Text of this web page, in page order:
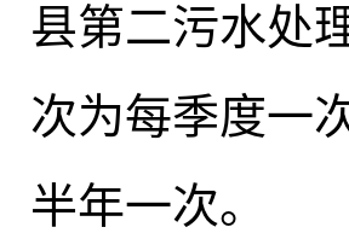
县第二污水处
次为每季度一
半年一次。